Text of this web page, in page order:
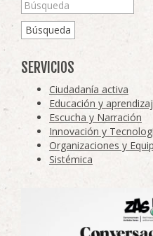
Búsqueda
SERVICIOS
Ciudadanía activa
Educación y
Escucha y Narración
Innovación y
Organizaciones y
Sistémica